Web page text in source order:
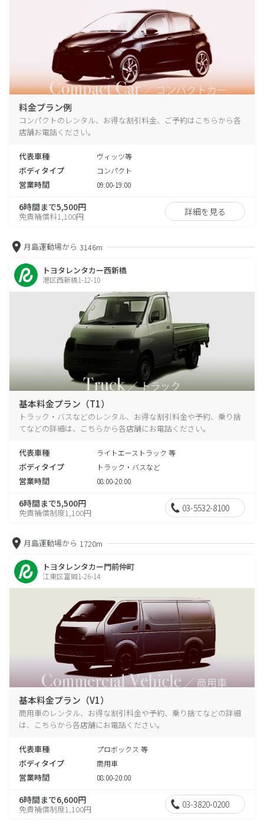
料金プラン例
コンパクトのレンタル、お得な割引料金、ご予約はこちらから各
店舗お電話ください。
代表車種 ヴィッツ等
ボディタイプ コンパクト
営業時間 09:00-19:00
6時間まで5,500円
免責補償料1,100円 詳細を見る
月島運動場から 3146m
トヨタレンタカー西新橋
港区西新橋1-12-10
基本料金プラン（T1）
トラック・バスなどのレンタル、お得な割引料金や予約、乗り捨
てなどの詳細は、こちらから各店舗にお電話ください。
代表車種 ライトエーストラック 等
ボディタイプ トラック・バスなど
営業時間 08:00-20:00
6時間まで5,500円
免責補償制度1,100円 03-5532-8100
月島運動場から 1720m
トヨタレンタカー門前仲町
江東区富岡1-26-14
基本料金プラン（V1）
商用車のレンタル、お得な割引料金や予約、乗り捨てなどの詳細
は、こちらから各店舗にお電話ください。
代表車種 プロボックス 等
ボディタイプ 商用車
営業時間 08:00-20:00
6時間まで6,600円
免責補償制度1,100円 03-3820-0200